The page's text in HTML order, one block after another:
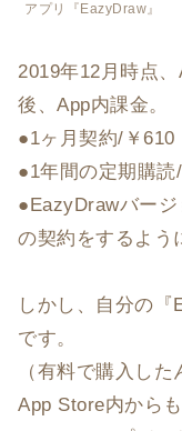
アプリ『EazyDraw』
2019年12月時点
後、App内課金。
●1ヶ月契約/￥610
●1年間の定期購読
●EazyDrawバー
の契約をするよう
しかし、自分の
です。
（有料で購入した
App Store内から